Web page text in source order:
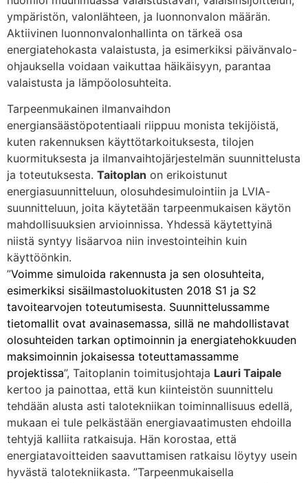
ympäristön, valonlähteen, ja luonnonvalon määrän.
Aktiivinen luonnonvalonhallinta on tärkeä osa
energiatehokasta valaistusta, ja esimerkiksi päivänvalo-
ohjauksella voidaan vaikuttaa häikäisyyn, parantaa
valaistusta ja lämpöolosuhteita.
Tarpeenmukainen ilmanvaihdon
energiansäästöpotentiaali riippuu monista tekijöistä,
kuten rakennuksen käyttötarkoituksesta, tilojen
kuormituksesta ja ilmanvaihtojärjestelmän suunnittelusta
ja toteutuksesta. Taitoplan on erikoistunut
energiasuunnitteluun, olosuhdesimulointiin ja LVIA-
suunnitteluun, joita käytetään tarpeenmukaisen käytön
mahdollisuuksien arvioinnissa. Yhdessä käytettyinä
niistä syntyy lisäarvoa niin investointeihin kuin
käyttöönkin.
”Voimme simuloida rakennusta ja sen olosuhteita,
esimerkiksi sisäilmastoluokitusten 2018 S1 ja S2
tavoitearvojen toteutumisesta. Suunnittelussamme
tietomallit ovat avainasemassa, sillä ne mahdollistavat
olosuhteiden tarkan optimoinnin ja energiatehokkuuden
maksimoinnin jokaisessa toteuttamassamme
projektissa”, Taitoplanin toimitusjohtaja Lauri Taipale
kertoo ja painottaa, että kun kiinteistön suunnittelu
tehdään alusta asti talotekniikan toiminnallisuus edellä,
mukaan ei tule pelkästään energiavaatimusten ehdoilla
tehtyjä kalliita ratkaisuja. Hän korostaa, että
energiatavoitteiden saavuttamisen ratkaisu löytyy usein
hyvästä talotekniikasta. ”Tarpeenmukaisella